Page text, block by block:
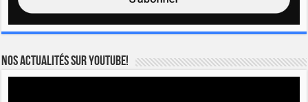
Nos actualités sur YOUTUBE!